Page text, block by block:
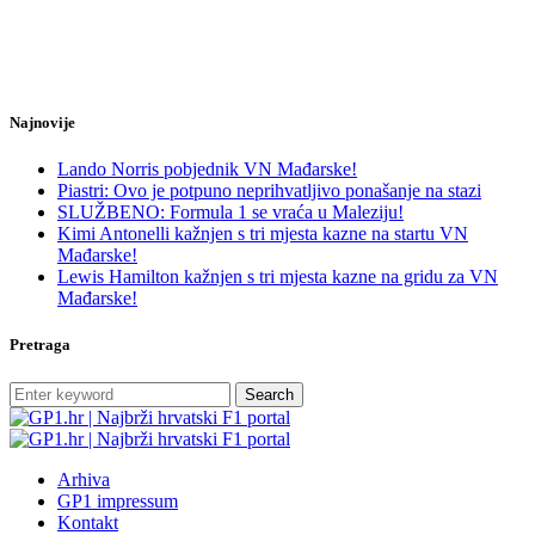
Najnovije
Lando Norris pobjednik VN Mađarske!
Piastri: Ovo je potpuno neprihvatljivo ponašanje na stazi
SLUŽBENO: Formula 1 se vraća u Maleziju!
Kimi Antonelli kažnjen s tri mjesta kazne na startu VN
Mađarske!
Lewis Hamilton kažnjen s tri mjesta kazne na gridu za VN
Mađarske!
Pretraga
Search
Arhiva
GP1 impressum
Kontakt